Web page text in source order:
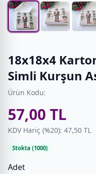
18x18x4
Simli Kurşun
Ürün Kodu:
57,00 TL
KDV Hariç (%20): 47,50 TL
Stokta (1000)
Adet